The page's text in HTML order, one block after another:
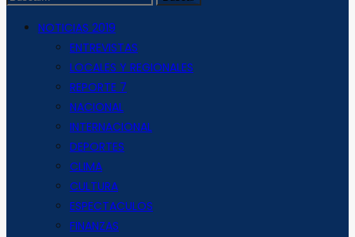
NOTICIAS 2019
ENTREVISTAS
LOCALES Y REGIONALES
REPORTE 7
NACIONAL
INTERNACIONAL
DEPORTES
CLIMA
CULTURA
ESPECTACULOS
FINANZAS